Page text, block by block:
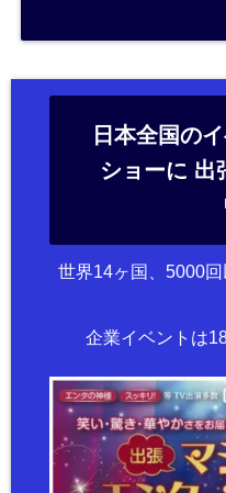
日本全国の
ショーに
世界14ヶ国、5000
企業イベントは